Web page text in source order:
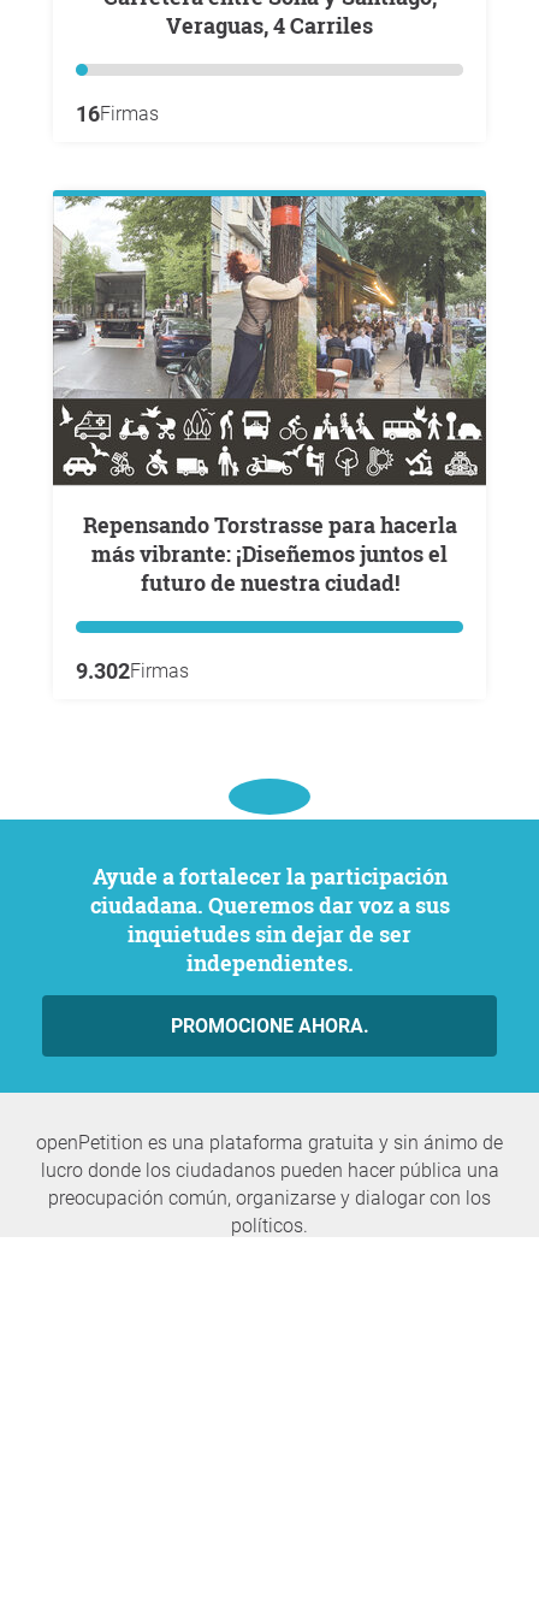
Veraguas, 4 Carriles
16Firmas
Repensando Torstrasse para hacerla
más vibrante: ¡Diseñemos juntos el
futuro de nuestra ciudad!
9.302Firmas
Ayude a fortalecer la participación
ciudadana. Queremos dar voz a sus
inquietudes sin dejar de ser
independientes.
PROMOCIONE AHORA.
openPetition es una plataforma gratuita y sin ánimo de
lucro donde los ciudadanos pueden hacer pública una
preocupación común, organizarse y dialogar con los
políticos.